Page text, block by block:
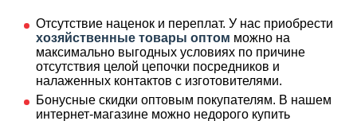
Отсутствие наценок и переплат. У нас приобрести
хозяйственные товары оптом можно на
максимально выгодных условиях по причине
отсутствия целой цепочки посредников и
налаженных контактов с изготовителями.
Бонусные скидки оптовым покупателям. В нашем
интернет-магазине можно недорого купить